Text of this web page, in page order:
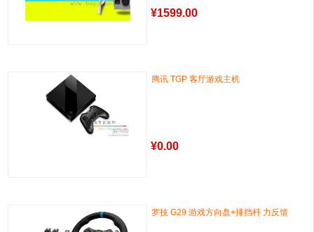
¥1599.00
腾讯 TGP 客厅游戏主机
¥0.00
罗技 G29 游戏方向盘+排挡杆 力反馈